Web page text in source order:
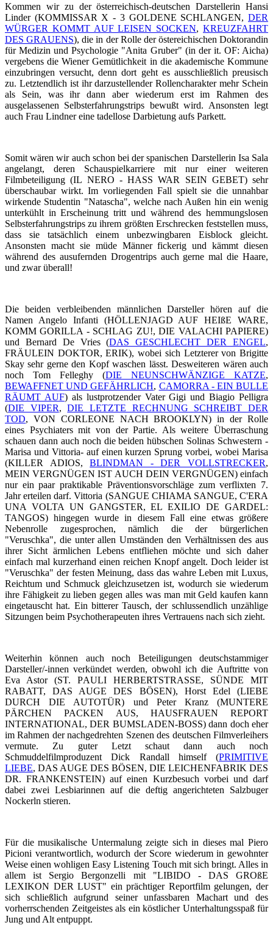
Kommen wir zu der österreichisch-deutschen Darstellerin Hansi
Linder (KOMMISSAR X - 3 GOLDENE SCHLANGEN, DER
WÜRGER KOMMT AUF LEISEN SOCKEN,KREUZFAHRT
DES GRAUENS), die in der Rolle der östereichischen Doktorandin
für Medizin und Psychologie "Anita Gruber" (in der it. OF: Aicha)
vergebens die Wiener Gemütlichkeit in die akademische Kommune
einzubringen versucht, denn dort geht es ausschließlich preusisch
zu. Letztendlich ist ihr darzustellender Rollencharakter mehr Schein
als Sein, was ihr dann aber wiederum erst im Rahmen des
ausgelassenen Selbsterfahrungstrips bewußt wird. Ansonsten legt
auch Frau Lindner eine tadellose Darbietung aufs Parkett.
Somit wären wir auch schon bei der spanischen Darstellerin Isa Sala
angelangt, deren Schauspielkarriere mit nur einer weiteren
Filmbeteiligung (IL NERO - HASS WAR SEIN GEBET) sehr
überschaubar wirkt. Im vorliegenden Fall spielt sie die unnahbar
wirkende Studentin "Natascha", welche nach Außen hin ein wenig
unterkühlt in Erscheinung tritt und während des hemmungslosen
Selbsterfahrungstrips zu ihrem größten Erschrecken feststellen muss,
dass sie tatsächlich einem unbezwingbaren Eisblock gleicht.
Ansonsten macht sie müde Männer fickerig und kämmt diesen
während des ausufernden Drogentrips auch gerne mal die Haare,
und zwar überall!
Die beiden verbleibenden männlichen Darsteller hören auf die
Namen Angelo Infanti (HÖLLENJAGD AUF HEIßE WARE,
KOMM GORILLA - SCHLAG ZU!, DIE VALACHI PAPIERE)
und Bernard De Vries (DAS GESCHLECHT DER ENGEL,
FRÄULEIN DOKTOR, ERIK), wobei sich Letzterer von Brigitte
Skay sehr gerne den Kopf waschen lässt. Desweiteren wären auch
noch Tom Felleghy (DIE NEUNSCHWÄNZIGE KATZE,
BEWAFFNET UND GEFÄHRLICH, CAMORRA - EIN BULLE
RÄUMT AUF) als lustprotzender Vater Gigi und Biagio Pelligra
(DIE VIPER,DIE LETZTE RECHNUNG SCHREIBT DER
TOD, VON CORLEONE NACH BROOKLYN) in der Rolle
eines Psychiaters mit von der Partie. Als weitere Überraschung
schauen dann auch noch die beiden hübschen Solinas Schwestern -
Marisa und Vittoria- auf einen kurzen Sprung vorbei, wobei Marisa
(KILLER ADIOS,BLINDMAN - DER VOLLSTRECKER,
MEIN VERGNÜGEN IST AUCH DEIN VERGNÜGEN) einfach
nur ein paar praktikable Präventionsvorschläge zum verflixten 7.
Jahr erteilen darf. Vittoria (SANGUE CHIAMA SANGUE, C'ERA
UNA VOLTA UN GANGSTER, EL EXILIO DE GARDEL:
TANGOS) hingegen wurde in diesem Fall eine etwas größere
Nebenrolle zugesprochen, nämlich die der bürgerlichen
"Veruschka", die unter allen Umständen den Verhältnissen des aus
ihrer Sicht ärmlichen Lebens entfliehen möchte und sich daher
einfach mal kurzerhand einen reichen Knopf angelt. Doch leider ist
"Veruschka" der festen Meinung, dass das wahre Leben mit Luxus,
Reichtum und Schmuck gleichzusetzen ist, wodurch sie wiederum
ihre Fähigkeit zu lieben gegen alles was man mit Geld kaufen kann
eingetauscht hat. Ein bitterer Tausch, der schlussendlich unzählige
Sitzungen beim Psychotherapeuten ihres Vertrauens nach sich zieht.
Weiterhin können auch noch Beteiligungen deutschstammiger
Darsteller/-innen verkündet werden, obwohl ich die Auftritte von
Eva Astor (ST. PAULI HERBERTSTRASSE, SÜNDE MIT
RABATT, DAS AUGE DES BÖSEN), Horst Edel (LIEBE
DURCH DIE AUTOTÜR) und Peter Kranz (MUNTERE
PÄRCHEN PACKEN AUS, HAUSFRAUEN REPORT
INTERNATIONAL, DER BUMSLADEN-BOSS) dann doch eher
im Rahmen der nachgedrehten Szenen des deutschen Filmverleihers
vermute. Zu guter Letzt schaut dann auch noch
Schmuddelfilmproduzent Dick Randall himself (PRIMITIVE
LIEBE, DAS AUGE DES BÖSEN, DIE LEICHENFABRIK DES
DR. FRANKENSTEIN) auf einen Kurzbesuch vorbei und darf
dabei zwei Lesbiarinnen auf die deftig angerichteten Salzbuger
Nockerln stieren.
Für die musikalische Untermalung zeigte sich in dieses mal Piero
Picioni verantwortlich, wodurch der Score wiederum in gewohnter
Weise einen wohligen Easy Listening Touch mit sich bringt. Alles in
allem ist Sergio Bergonzelli mit "LIBIDO - DAS GROßE
LEXIKON DER LUST" ein prächtiger Reportfilm gelungen, der
sich schließlich aufgrund seiner unfassbaren Machart und des
vorherrschenden Zeitgeistes als ein köstlicher Unterhaltungsspaß für
Jung und Alt entpuppt.